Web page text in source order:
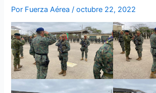
Por Fuerza Aérea/octubre 22, 2022